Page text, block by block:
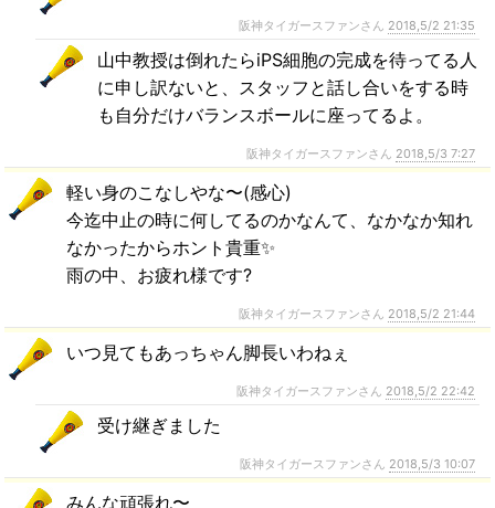
阪神タイガースファンさん 2018,5/2 21:35
山中教授は倒れたらiPS細胞の完成を待ってる人
に申し訳ないと、スタッフと話し合いをする時
も自分だけバランスボールに座ってるよ。
阪神タイガースファンさん 2018,5/3 7:27
軽い身のこなしやな〜(感心)
今迄中止の時に何してるのかなんて、なかなか知れ
なかったからホント貴重✨
雨の中、お疲れ様です?
阪神タイガースファンさん 2018,5/2 21:44
いつ見てもあっちゃん脚長いわねぇ
阪神タイガースファンさん 2018,5/2 22:42
受け継ぎました
阪神タイガースファンさん 2018,5/3 10:07
みんな頑張れ〜